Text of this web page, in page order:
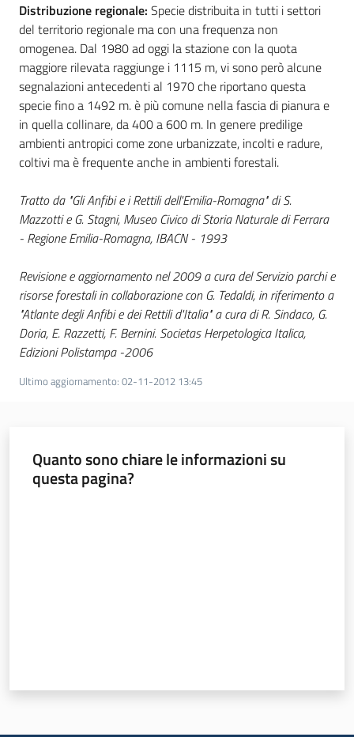
Progetti
Distribuzione regionale: Specie distribuita in tutti i settori
del territorio regionale ma con una frequenza non
omogenea. Dal 1980 ad oggi la stazione con la quota
maggiore rilevata raggiunge i 1115 m, vi sono però alcune
segnalazioni antecedenti al 1970 che riportano questa
specie fino a 1492 m. è più comune nella fascia di pianura e
in quella collinare, da 400 a 600 m. In genere predilige
ambienti antropici come zone urbanizzate, incolti e radure,
coltivi ma è frequente anche in ambienti forestali.
Tratto da "Gli Anfibi e i Rettili dell'Emilia-Romagna" di S.
Mazzotti e G. Stagni, Museo Civico di Storia Naturale di Ferrara
- Regione Emilia-Romagna, IBACN - 1993
Revisione e aggiornamento nel 2009 a cura del Servizio parchi e
risorse forestali in collaborazione con G. Tedaldi, in riferimento a
"Atlante degli Anfibi e dei Rettili d'Italia" a cura di R. Sindaco, G.
Doria, E. Razzetti, F. Bernini. Societas Herpetologica Italica,
Edizioni Polistampa -2006
Ultimo aggiornamento: 02-11-2012 13:45
Quanto sono chiare le informazioni su
questa pagina?